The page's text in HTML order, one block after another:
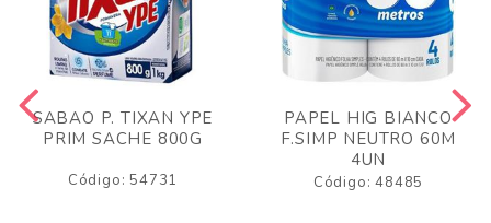
SABAO P. TIXAN YPE
PRIM SACHE 800G
Código: 54731
PAPEL HIG BIANCO
F.SIMP NEUTRO 60M
4UN
Código: 48485